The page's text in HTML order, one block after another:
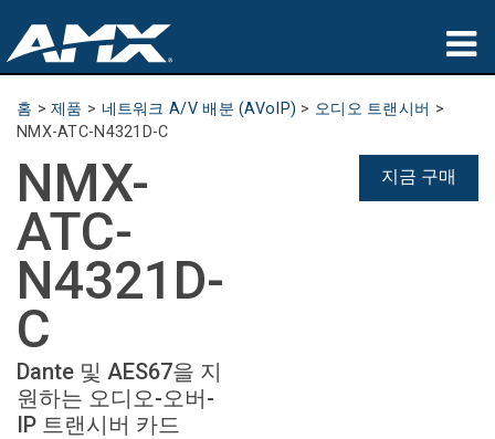
제품
파트너
구매처
교육
지원
소개
홈 >제품 > 네트워크 A/V 배분 (AVoIP) > 오디오 트랜시버 >
NMX-ATC-N4321D-C
NMX-
ATC-
N4321D-
C
Dante 및 AES67을 지
원하는 오디오-오버-
IP 트랜시버 카드
지금 구매